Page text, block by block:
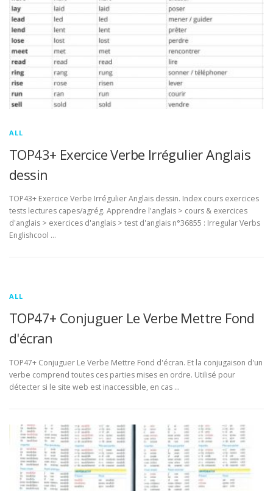
ALL
TOP43+ Exercice Verbe Irrégulier Anglais
dessin
TOP43+ Exercice Verbe Irrégulier Anglais dessin. Index cours exercices
tests lectures capes/agrég. Apprendre l'anglais > cours & exercices
d'anglais > exercices d'anglais > test d'anglais n°36855 : Irregular Verbs
Englishcool …
ALL
TOP47+ Conjuguer Le Verbe Mettre Fond
d'écran
TOP47+ Conjuguer Le Verbe Mettre Fond d'écran. Et la conjugaison d'un
verbe comprend toutes ces parties mises en ordre. Utilisé pour
détecter si le site web est inaccessible, en cas …